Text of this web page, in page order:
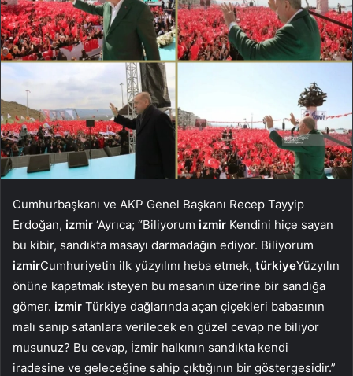
Cumhurbaşkanı ve AKP Genel Başkanı Recep Tayyip
Erdoğan, izmir ‘Ayrıca; “Biliyorum izmir Kendini hiçe sayan
bu kibir, sandıkta masayı darmadağın ediyor. Biliyorum
izmirCumhuriyetin ilk yüzyılını heba etmek, türkiyeYüzyılın
önüne kapatmak isteyen bu masanın üzerine bir sandığa
gömer. izmir Türkiye dağlarında açan çiçekleri babasının
malı sanıp satanlara verilecek en güzel cevap ne biliyor
musunuz? Bu cevap, İzmir halkının sandıkta kendi
iradesine ve geleceğine sahip çıktığının bir göstergesidir.”